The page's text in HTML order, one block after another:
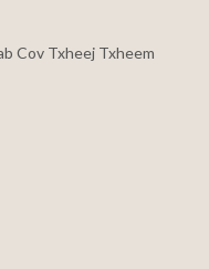
Cov Txheej Txheem